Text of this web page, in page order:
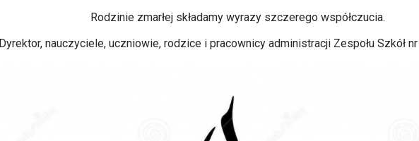
Rodzinie zmarłej składamy wyrazy szczerego współczucia.
Dyrektor, nauczyciele, uczniowie, rodzice i pracownicy administracji Zespołu Szkół